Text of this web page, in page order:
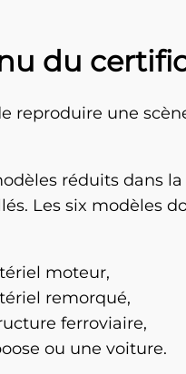
du
reproduire une
réduits dans
Les six modèles
moteur,
remorqué,
ferroviaire,
ou une voiture.